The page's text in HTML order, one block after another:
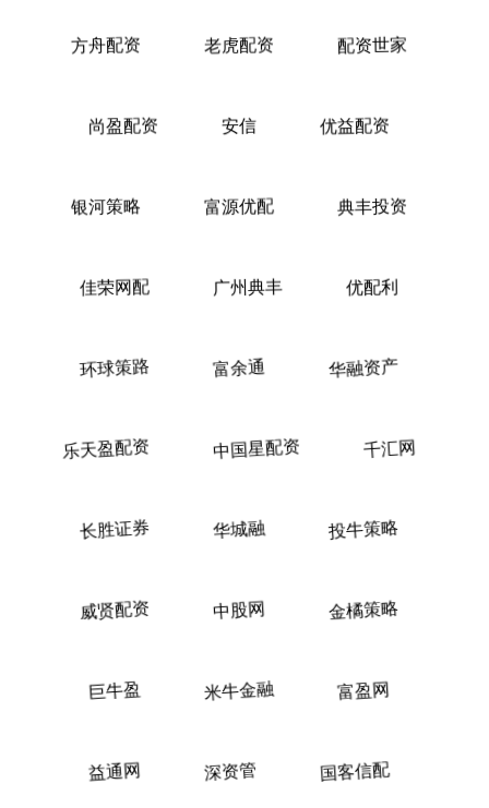
方舟配资 老虎配资 配资世家
尚盈配资 安信 优益配资
银河策略 富源优配 典丰投资
佳荣网配 广州典丰 优配利
环球策路 富余通 华融资产
乐天盈配资 中国星配资 千汇网
长胜证券 华城融 投牛策略
威贤配资 中股网 金橘策略
巨牛盈 米牛金融 富盈网
益通网 深资管 国客信配